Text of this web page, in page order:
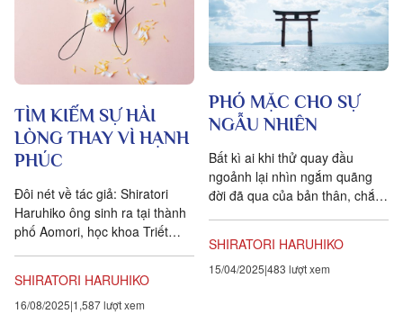
TÌM KIẾM SỰ HÀI
LÒNG THAY VÌ HẠNH
PHÚC
Đôi nét về tác giả: Shiratori
Haruhiko ông sinh ra tại thành
phố Aomori, học khoa Triết
SHIRATORI HARUHIKO
16/08/2025 1,587 lượt xem
PHÓ MẶC CHO SỰ
NGẪU NHIÊN
Bất kì ai khi thử quay đầu
ngoảnh lại nhìn ngắm quãng
đời đã qua của bản thân, chắc
SHIRATORI HARUHIKO
15/04/2025 483 lượt xem